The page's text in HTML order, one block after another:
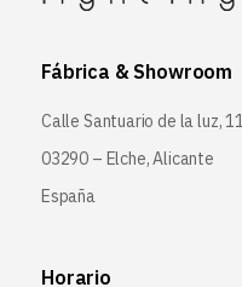
Fábrica & Showroom
Calle Santuario de la luz, 11
03290 – Elche, Alicante
España
Horario